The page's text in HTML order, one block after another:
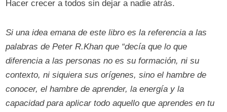
Hacer crecer a todos sin dejar a nadie atrás.
Si una idea emana de este libro es la referencia a las
palabras de Peter R.Khan que “decía que lo que
diferencia a las personas no es su formación, ni su
contexto, ni siquiera sus orígenes, sino el hambre de
conocer, el hambre de aprender, la energía y la
capacidad para aplicar todo aquello que aprendes en tu